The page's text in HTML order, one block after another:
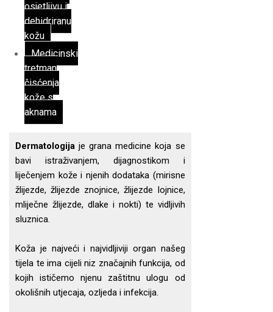
osjetljivu i
dehidriranu
kožu
Medicinski
tretman
čisćenja
kože s
aknama
Dermatologija je grana medicine koja se
bavi istraživanjem, dijagnostikom i
liječenjem kože i njenih dodataka (mirisne
žlijezde, žlijezde znojnice, žlijezde lojnice,
mliječne žlijezde, dlake i nokti) te vidljivih
sluznica.
Koža je najveći i najvidljiviji organ našeg
tijela te ima cijeli niz značajnih funkcija, od
kojih ističemo njenu zaštitnu ulogu od
okolišnih utjecaja, ozljeda i infekcija.